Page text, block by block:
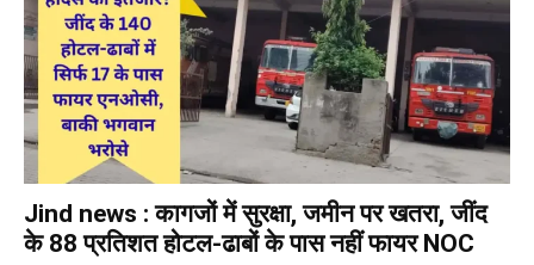
Jind news : कागजों में सुरक्षा, जमीन पर खतरा, जींद
के 88 प्रतिशत होटल-ढाबों के पास नहीं फायर NOC